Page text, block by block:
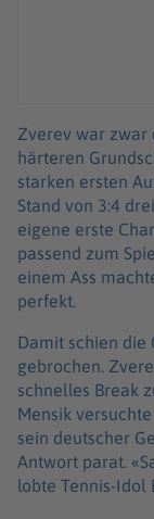
Zverev war zwar
härteren
starken ersten
Stand von 3:4
eigene erste
passend zum
einem Ass
perfekt.
Damit schien die
gebrochen.
schnelles Break
Mensik
sein deutscher
Antwort parat.
lobte Tennis-Idol